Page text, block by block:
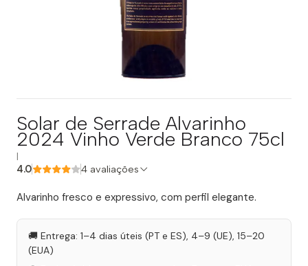
Solar de Serrade Alvarinho
2024 Vinho Verde Branco 75cl
4.0 4 avaliações
Alvarinho fresco e expressivo, com perfil elegante.
🚚 Entrega: 1–4 dias úteis (PT e ES), 4–9 (UE), 15–20
(EUA)